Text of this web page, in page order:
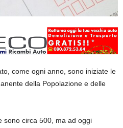
come ogni anno, sono iniziate le
della Popolazione e delle
sono circa 500, ma ad oggi